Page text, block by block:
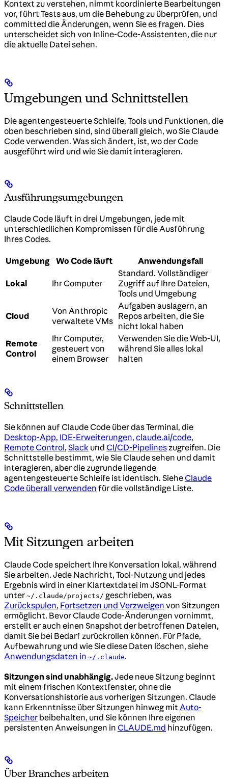
Kontext zu verstehen, nimmt koordinierte Bearbeitungen
vor, führt Tests aus, um die Behebung zu überprüfen, und
committed die Änderungen, wenn Sie es fragen. Dies
unterscheidet sich von Inline-Code-Assistenten, die nur
die aktuelle Datei sehen.
Umgebungen und Schnittstellen
Die agentengesteuerte Schleife, Tools und Funktionen, die
oben beschrieben sind, sind überall gleich, wo Sie Claude
Code verwenden. Was sich ändert, ist, wo der Code
ausgeführt wird und wie Sie damit interagieren.
Ausführungsumgebungen
Claude Code läuft in drei Umgebungen, jede mit
unterschiedlichen Kompromissen für die Ausführung
Ihres Codes.
Umgebung Wo Code läuft Anwendungsfall
Lokal Ihr Computer
Standard. Vollständiger
Zugriff auf Ihre Dateien,
Tools und Umgebung
Cloud
Von Anthropic
verwaltete VMs
Aufgaben auslagern, an
Repos arbeiten, die Sie
nicht lokal haben
Remote
Control
Ihr Computer,
gesteuert von
einem Browser
Verwenden Sie die Web-UI,
während Sie alles lokal
halten
Schnittstellen
Sie können auf Claude Code über das Terminal, die
Desktop-App, IDE-Erweiterungen, claude.ai/code,
Remote Control, Slack und CI/CD-Pipelineszugreifen. Die
Schnittstelle bestimmt, wie Sie Claude sehen und damit
interagieren, aber die zugrunde liegende
agentengesteuerte Schleife ist identisch. SieheClaude
Code überall verwenden für die vollständige Liste.
Mit Sitzungen arbeiten
Claude Code speichert Ihre Konversation lokal, während
Sie arbeiten. Jede Nachricht, Tool-Nutzung und jedes
Ergebnis wird in einer Klartextdatei im JSONL-Format
unter ~/.claude/projects/ geschrieben, was
Zurückspulen, Fortsetzen und Verzweigen von Sitzungen
ermöglicht. Bevor Claude Code-Änderungen vornimmt,
erstellt er auch einen Snapshot der betroffenen Dateien,
damit Sie bei Bedarf zurückrollen können. Für Pfade,
Aufbewahrung und wie Sie diese Daten löschen, siehe
Anwendungsdaten in ~/.claude.
Sitzungen sind unabhängig.Jede neue Sitzung beginnt
mit einem frischen Kontextfenster, ohne die
Konversationshistorie aus vorherigen Sitzungen. Claude
kann Erkenntnisse über Sitzungen hinweg mit Auto-
Speicher beibehalten, und Sie können Ihre eigenen
persistenten Anweisungen in CLAUDE.md hinzufügen.
Über Branches arbeiten